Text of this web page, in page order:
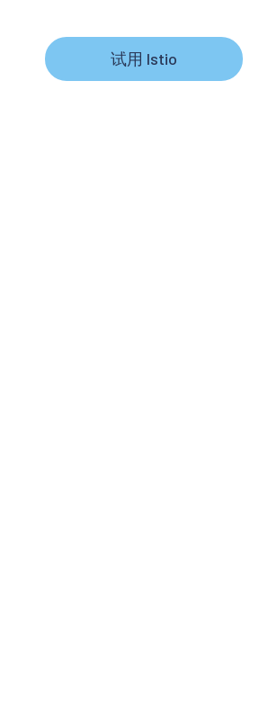
试用 Istio